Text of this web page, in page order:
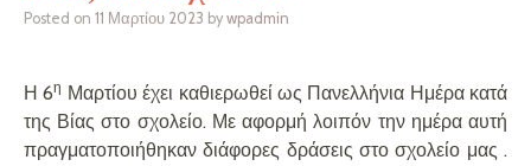
Posted on 11 Μαρτίου 2023 by wpadmin
Η 6η Μαρτίου έχει καθιερωθεί ως Πανελλήνια Ημέρα κατά
της Βίας στο σχολείο. Με αφορμή λοιπόν την ημέρα αυτή
πραγματοποιήθηκαν διάφορες δράσεις στο σχολείο μας .